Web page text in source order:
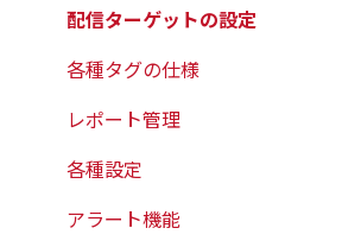
配信ターゲットの設定
各種タグの仕様
レポート管理
各種設定
アラート機能